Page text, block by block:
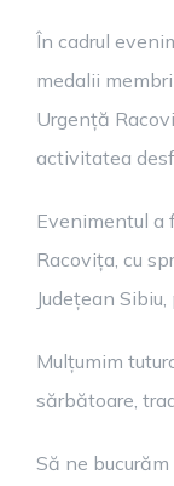
În cadrul
medalii
Urgență
activitatea
Evenimentul a
Racovița, cu
Județean
Mulțumim
sărbătoare,
Să ne